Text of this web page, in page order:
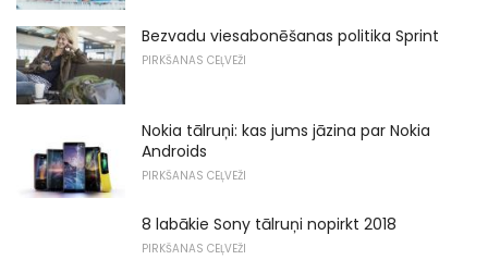
Bezvadu viesabonēšanas politika Sprint
PIRKŠANAS CEĻVEŽI
Nokia tālruņi: kas jums jāzina par Nokia
Androids
PIRKŠANAS CEĻVEŽI
8 labākie Sony tālruņi nopirkt 2018
PIRKŠANAS CEĻVEŽI